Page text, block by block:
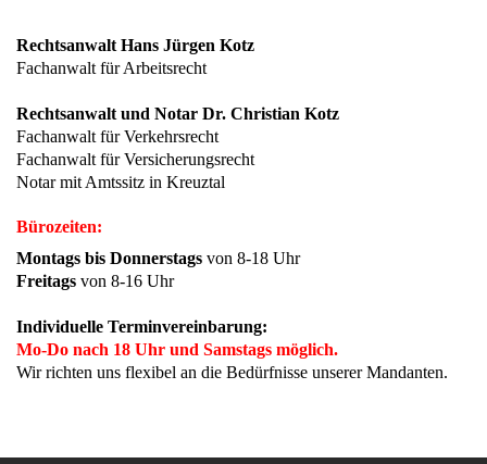
Rechtsanwalt Hans Jürgen Kotz
Fachanwalt für Arbeitsrecht
Rechtsanwalt und Notar Dr. Christian Kotz
Fachanwalt für Verkehrsrecht
Fachanwalt für Versicherungsrecht
Notar mit Amtssitz in Kreuztal
Bürozeiten:
Montags bis Donnerstags von 8-18 Uhr
Freitags von 8-16 Uhr
Individuelle Terminvereinbarung:
Mo-Do nach 18 Uhr und Samstags möglich.
Wir richten uns flexibel an die Bedürfnisse unserer Mandanten.